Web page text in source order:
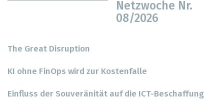
Netzwoche Nr.
08/2026
The Great Disruption
KI ohne FinOps wird zur Kostenfalle
Einfluss der Souveränität auf die ICT-Beschaffung